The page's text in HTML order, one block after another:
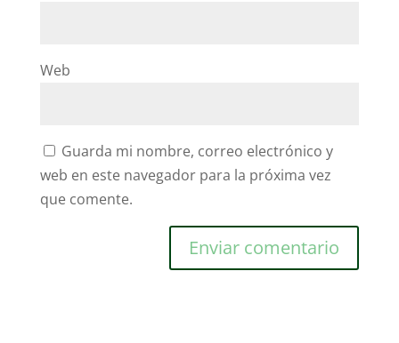
Web
Guarda mi nombre, correo electrónico y
web en este navegador para la próxima vez
que comente.